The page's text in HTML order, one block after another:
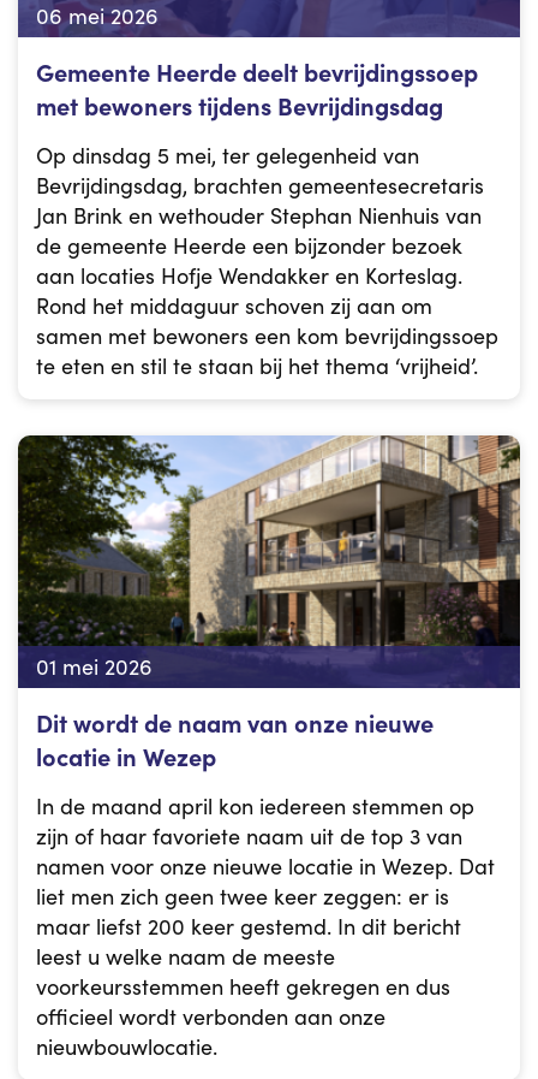
06 mei 2026
Gemeente Heerde deelt bevrijdingssoep
met bewoners tijdens Bevrijdingsdag
Op dinsdag 5 mei, ter gelegenheid van
Bevrijdingsdag, brachten gemeentesecretaris
Jan Brink en wethouder Stephan Nienhuis van
de gemeente Heerde een bijzonder bezoek
aan locaties Hofje Wendakker en Korteslag.
Rond het middaguur schoven zij aan om
samen met bewoners een kom bevrijdingssoep
te eten en stil te staan bij het thema ‘vrijheid’.
01 mei 2026
Dit wordt de naam van onze nieuwe
locatie in Wezep
In de maand april kon iedereen stemmen op
zijn of haar favoriete naam uit de top 3 van
namen voor onze nieuwe locatie in Wezep. Dat
liet men zich geen twee keer zeggen: er is
maar liefst 200 keer gestemd. In dit bericht
leest u welke naam de meeste
voorkeursstemmen heeft gekregen en dus
officieel wordt verbonden aan onze
nieuwbouwlocatie.